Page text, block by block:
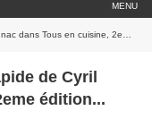
MENU
Tous en cuisine, 2eme édition...
de Cyril
édition...